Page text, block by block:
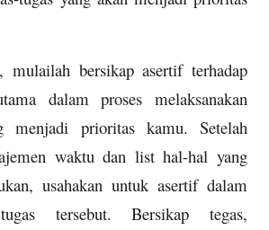
mulailah bersikap asertif terhadap
dalam proses melaksanakan
menjadi prioritas kamu. Setelah
waktu dan list hal-hal yang
usahakan untuk asertif dalam
tersebut. Bersikap tegas,